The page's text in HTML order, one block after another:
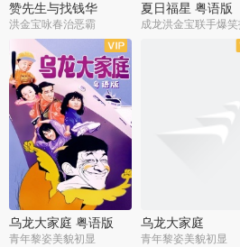
赞先生与找钱华
洪金宝咏春治恶霸
夏日福星 粤语版
乌龙大家庭 粤语版
青年黎姿美貌初显
乌龙大家庭
青年黎姿美貌初显